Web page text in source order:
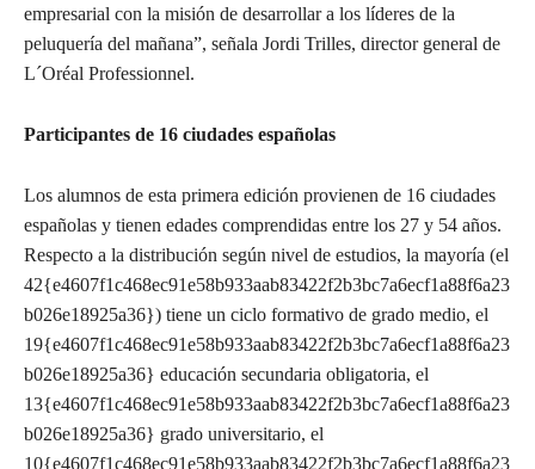
empresarial con la misión de desarrollar a los líderes de la
peluquería del mañana”, señala Jordi Trilles, director general de
L´Oréal Professionnel.
Participantes de 16 ciudades españolas
Los alumnos de esta primera edición provienen de 16 ciudades
españolas y tienen edades comprendidas entre los 27 y 54 años.
Respecto a la distribución según nivel de estudios, la mayoría (el
42{e4607f1c468ec91e58b933aab83422f2b3bc7a6ecf1a88f6a23
b026e18925a36}) tiene un ciclo formativo de grado medio, el
19{e4607f1c468ec91e58b933aab83422f2b3bc7a6ecf1a88f6a23
b026e18925a36} educación secundaria obligatoria, el
13{e4607f1c468ec91e58b933aab83422f2b3bc7a6ecf1a88f6a23
b026e18925a36} grado universitario, el
10{e4607f1c468ec91e58b933aab83422f2b3bc7a6ecf1a88f6a23